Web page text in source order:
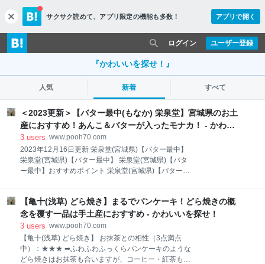
c
l
o
s
サクサク読めて、 アプリ限定の機能も多数！ アプリで開く
ユーザー登録
ログイン
『かわいいを探せ！』
人気 新着 すべて
＜2023更新＞【バター最中(もなか) 栄泉堂】宮城県のお土
産におすすめ！あんこ＆バターが入ったモナカ！ - かわい
いを探せ！
3 users www.pooh70.com
2023年12月16日更新 栄泉堂(宮城県)【バター最中】
栄泉堂(宮城県)【バター最中】 栄泉堂(宮城県)【バタ
ー最中】おすすめポイント 栄泉堂(宮城県)【バター最
(宮城県)【バター最中】おすすめポイント おすすめポ
イント ● あんことバターが入った最中（もなか）
● あんこの甘さとバターのしょっぱさがクセになる
● 宮城県伊具郡丸森町にあるお店のお菓子 ● 東京
（池袋）の宮城県アンテナショップで買える 河北新報
によると＜宮城県は、東京・東池袋の県アンテナショ
【亀十(浅草) どら焼き】まるでパンケーキ！どら焼きの概
念を覆す一品は手土産におすすめ - かわいいを探せ！
3 users www.pooh70.com
【亀十(浅草) どら焼き】 お抹茶との相性（3点満点
中）：★★★ ➡ふわふわふっくらパンケーキのような
どら焼きはお抹茶も合いますが、コーヒー・紅茶も合